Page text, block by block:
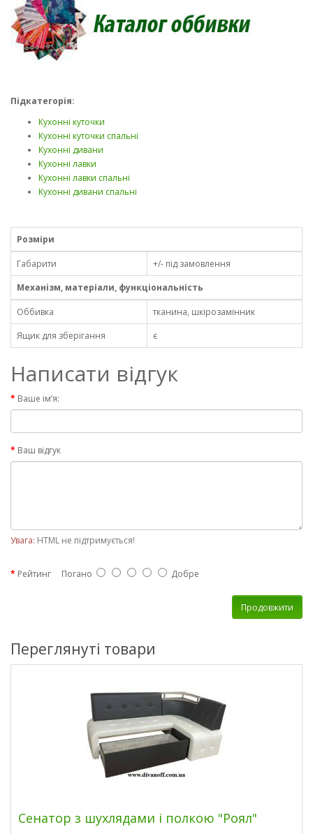
Підкатегорія:
Кухонні куточки
Кухонні куточки спальні
Кухонні дивани
Кухонні лавки
Кухонні лавки спальні
Кухонні дивани спальні
Розміри
Габарити
+/- під замовлення
Механізм, матеріали, функціональність
Оббивка
тканина, шкірозамінник
Ящик для зберігання
є
Написати відгук
Ваше ім’я:
Ваш відгук
Увага: HTML не підтримується!
Рейтинг Погано Добре
Продовжити
Переглянуті товари
Сенатор з шухлядами і полкою "Роял"